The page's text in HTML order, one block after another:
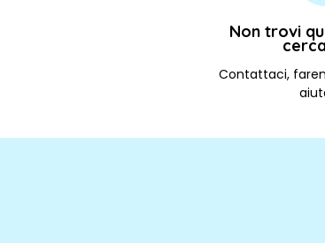
Non trovi
Contattaci,